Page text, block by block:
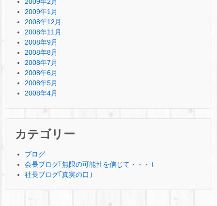
2009年1月
2008年12月
2008年11月
2008年9月
2008年8月
2008年7月
2008年6月
2008年5月
2008年4月
カテゴリー
ブログ
会長ブログ｢無限の可能性を信じて・・・｣
社長ブログ｢真実の口｣